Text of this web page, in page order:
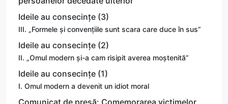
Ideile au consecințe (3)
III. „Formele și convențiile sunt scara care duce în sus”
Ideile au consecințe (2)
II. „Omul modern și-a cam risipit averea moștenită”
Ideile au consecințe (1)
I. Omul modern a devenit un idiot moral
Comunicat de presă: Comemorarea victimelor